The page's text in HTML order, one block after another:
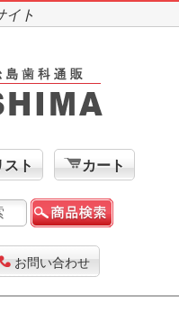
イト
スト カート
お問い合わせ